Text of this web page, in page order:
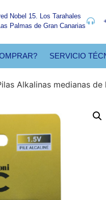
Nobel 15. Los Tarahales
Palmas de Gran Canarias
SERVICIO
Alkalinas medianas